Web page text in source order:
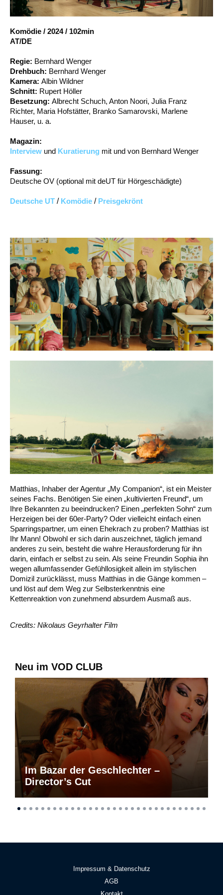
Account
Komödie / 2024 / 102min
AT/DE
Regie: Bernhard Wenger
Drehbuch: Bernhard Wenger
Kamera: Albin Wildner
Schnitt: Rupert Höller
Besetzung: Albrecht Schuch, Anton Noori, Julia Franz
Richter, Maria Hofstätter, Branko Samarovski, Marlene
Hauser, u. a.
Magazin:
Interview und Kuratierung mit und von Bernhard Wenger
Fassung:
Deutsche OV (optional mit deUT für Hörgeschädigte)
Deutsche UT / Komödie / Preisgekrönt
Matthias, Inhaber der Agentur „My Companion“, ist ein Meister
seines Fachs. Benötigen Sie einen „kultivierten Freund“, um
Ihre Bekannten zu beeindrucken? Einen „perfekten Sohn“ zum
Herzeigen bei der 60er-Party? Oder vielleicht einfach einen
Sparringspartner, um einen Ehekrach zu proben? Matthias ist
Ihr Mann! Obwohl er sich darin auszeichnet, täglich jemand
anderes zu sein, besteht die wahre Herausforderung für ihn
darin, einfach er selbst zu sein. Als seine Freundin Sophia ihn
wegen allumfassender Gefühllosigkeit allein im stylischen
Domizil zurücklässt, muss Matthias in die Gänge kommen –
und löst auf dem Weg zur Selbsterkenntnis eine
Kettenreaktion von zunehmend absurdem Ausmaß aus.
Credits: Nikolaus Geyrhalter Film
Neu im VOD CLUB
Im Bazar der Geschlechter –
Director’s Cut
Impressum & Datenschutz
AGB